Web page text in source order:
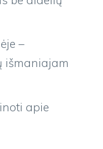
–
išmaniajam
apie